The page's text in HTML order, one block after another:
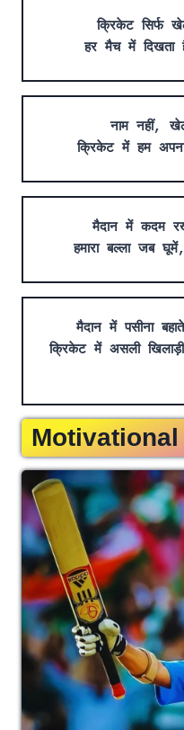
क्रिकेट सिर्फ
हर मैच में
नाम नहीं,
क्रिकेट में हम
मैदान में कदम
हमारा बल्ला जब
मैदान में पसीना
क्रिकेट में असली